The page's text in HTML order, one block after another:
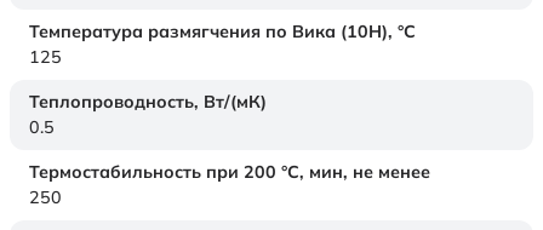
Температура размягчения по Вика (10Н), °C
125
Теплопроводность, Вт/(мК)
0.5
Термостабильность при 200 °С, мин, не менее
250